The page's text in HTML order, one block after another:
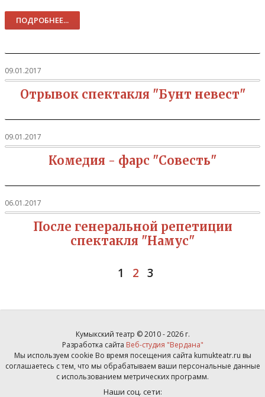
ПОДРОБНЕЕ...
09.01.2017
Отрывок спектакля "Бунт невест"
09.01.2017
Комедия - фарс "Совесть"
06.01.2017
После генеральной репетиции
спектакля "Намус"
1 2 3
Кумыкский театр © 2010 - 2026 г.
Разработка сайта Веб-студия "Вердана"
Мы используем cookie Во время посещения сайта kumukteatr.ru вы
соглашаетесь с тем, что мы обрабатываем ваши персональные данные
с использованием метрических программ.
Наши соц. сети: